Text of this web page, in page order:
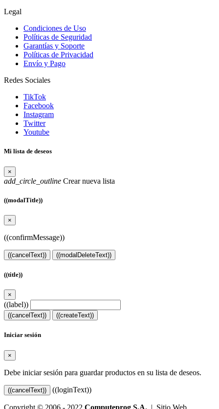
Legal
Condiciones de Uso
Políticas de Seguridad
Garantías y Soporte
Políticas de Privacidad
Envío y Pago
Redes Sociales
TikTok
Facebook
Instagram
Twitter
Youtube
Mi lista de deseos
×
add_circle_outline Crear nueva lista
((modalTitle))
×
((confirmMessage))
((cancelText)) ((modalDeleteText))
((title))
×
((label))
((cancelText)) ((createText))
Iniciar sesión
×
Debe iniciar sesión para guardar productos en su lista de deseos.
((cancelText)) ((loginText))
Copyright © 2006 - 2022 Computeprog S.A. | Sitio Web